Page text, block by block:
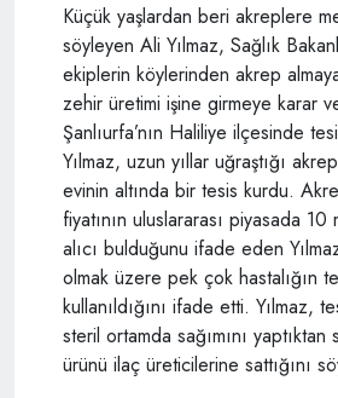
Küçük yaşlardan beri akreplere
söyleyen Ali Yılmaz, Sağlık
ekiplerin köylerinden akrep
zehir üretimi işine girmeye karar
Şanlıurfa’nın Haliliye ilçesinde
Yılmaz, uzun yıllar uğraştığı
evinin altında bir tesis kurdu.
fiyatının uluslararası piyasada 10
alıcı bulduğunu ifade eden
olmak üzere pek çok hastalığın
kullanıldığını ifade etti. Yılmaz,
steril ortamda sağımını
ürünü ilaç üreticilerine sattığını